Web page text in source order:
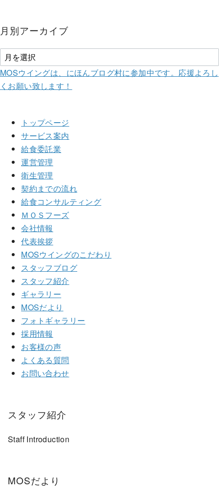
月別アーカイブ
MOSウイングは、にほんブログ村に参加中です。 応援よろし
くお願い致します！
トップページ
サービス案内
給食委託業
運営管理
衛生管理
契約までの流れ
給食コンサルティング
ＭＯＳフーズ
会社情報
代表挨拶
MOSウイングのこだわり
スタッフブログ
スタッフ紹介
ギャラリー
MOSだより
フォトギャラリー
採用情報
お客様の声
よくある質問
お問い合わせ
スタッフ紹介
Staff Introduction
MOSだより